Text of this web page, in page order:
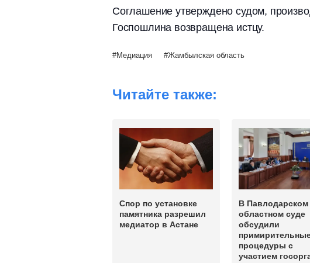
Соглашение утверждено судом,
Госпошлина возвращена истцу.
Медиация Жамбылская область
Читайте также:
Спор по установке
памятника разрешил
медиатор в Астане
В Павлодарском
областном суде
обсудили
процедуры с
участием